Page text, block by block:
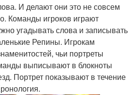
И делают они это не совсем
Команды игроков играют
угадывать слова и записывать
Репины. Игрокам
чьи портреты
выписывают в блокноты
Портрет показывают в течение